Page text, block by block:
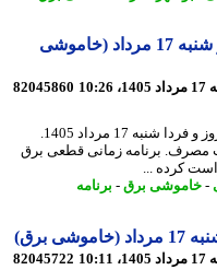
زمان قطعی برق خرم آباد امروز شنبه 17 مرداد (خاموشی
82045860
جدول قطعی برق و خاموشی برق خرم آباد امروز و فردا شنبه 17 مرداد 1405.
برنامه زمانی قطعی برق
...
برق - برنامه
82045722